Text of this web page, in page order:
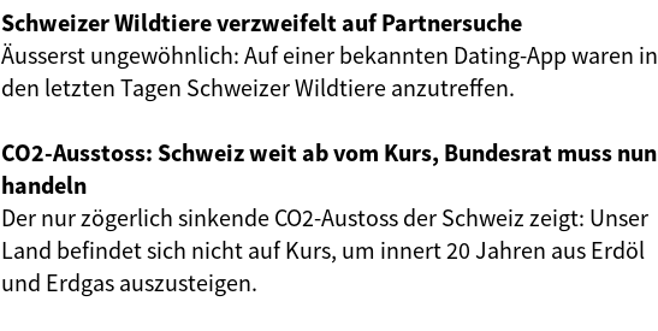
Schweizer Wildtiere verzweifelt auf Partnersuche
Äusserst ungewöhnlich: Auf einer bekannten Dating-App waren in
den letzten Tagen Schweizer Wildtiere anzutreffen.
CO2-Ausstoss: Schweiz weit ab vom Kurs, Bundesrat muss nun
handeln
Der nur zögerlich sinkende CO2-Austoss der Schweiz zeigt: Unser
Land befindet sich nicht auf Kurs, um innert 20 Jahren aus Erdöl
und Erdgas auszusteigen.